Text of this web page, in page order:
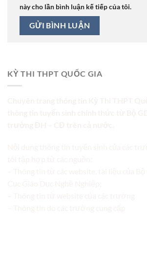
này cho lần bình luận kế tiếp của tôi.
KỲ THI THPT QUỐC GIA